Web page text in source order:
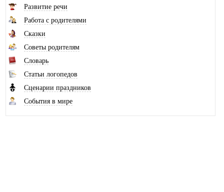
Развитие речи
Работа с родителями
Сказки
Советы родителям
Словарь
Статьи логопедов
Сценарии праздников
События в мире